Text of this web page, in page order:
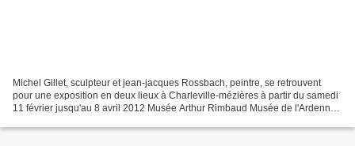
Michel Gillet, sculpteur et jean-jacques Rossbach, peintre, se retrouvent
pour une exposition en deux lieux à Charleville-mézières à partir du samedi
11 février jusqu'au 8 avril 2012 Musée Arthur Rimbaud Musée de l'Ardenne